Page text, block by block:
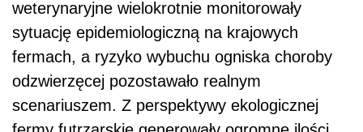
weterynaryjne wielokrotnie monitorowały
sytuację epidemiologiczną na krajowych
fermach, a ryzyko wybuchu ogniska choroby
odzwierzęcej pozostawało realnym
scenariuszem. Z perspektywy ekologicznej